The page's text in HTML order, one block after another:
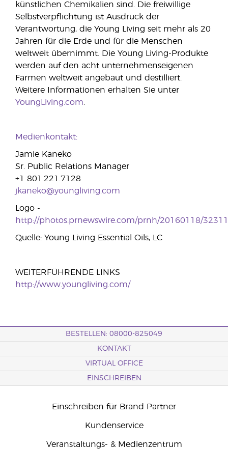
künstlichen Chemikalien sind. Die freiwillige
Selbstverpflichtung ist Ausdruck der
Verantwortung, die Young Living seit mehr als 20
Jahren für die Erde und für die Menschen
weltweit übernimmt. Die Young Living-Produkte
werden auf den acht unternehmenseigenen
Farmen weltweit angebaut und destilliert.
Weitere Informationen erhalten Sie unter
YoungLiving.com
Medienkontakt:
Jamie Kaneko
Sr. Public Relations Manager
+1 801.221.7128
jkaneko@youngliving.com
Logo -
http://photos.prnewswire.com/prnh/20160118/
Quelle: Young Living Essential Oils, LC
WEITERFÜHRENDE LINKS
http://www.youngliving.com/
BESTELLEN: 08000-825049
KONTAKT
VIRTUAL OFFICE
EINSCHREIBEN
Einschreiben für Brand Partner
Kundenservice
Veranstaltungs- & Medienzentrum